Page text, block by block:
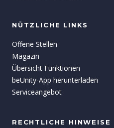
NÜTZLICHE LINKS
Offene Stellen
Magazin
Übersicht Funktionen
beUnity-App herunterladen
Serviceangebot
RECHTLICHE HINWEISE